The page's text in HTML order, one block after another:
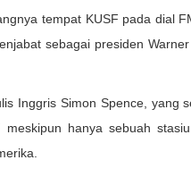
tempat KUSF pada dial
sebagai presiden
Inggris Simon Spence, yang
hanya sebuah